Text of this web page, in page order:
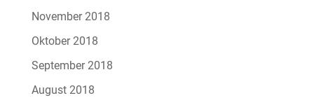
November 2018
Oktober 2018
September 2018
August 2018